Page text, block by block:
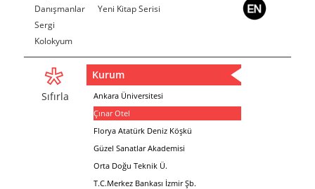
Danışmanlar
Sergi
Kolokyum
Yeni Kitap Serisi
Sıfırla
Kurum
Ankara Üniversitesi
Çınar Otel
Florya Atatürk Deniz Köşkü
Güzel Sanatlar Akademisi
Orta Doğu Teknik Ü.
T.C.Merkez Bankası İzmir Şb.